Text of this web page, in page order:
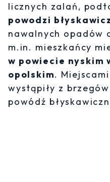
licznych zalań,
powodzi
nawalnych opadów
m.in. mieszkańcy
w powiecie nyskim
opolskim.
wystąpiły z
powódź